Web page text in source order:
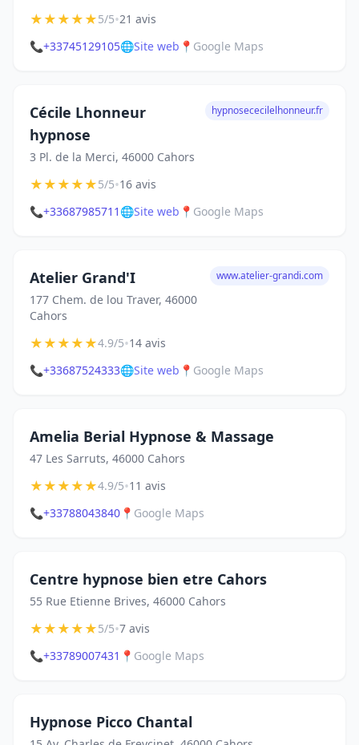
★★★★★5/5•21 avis
📞+33745129105🌐Site web 📍 Google Maps
Cécile Lhonneur
hypnose
3 Pl. de la Merci, 46000 Cahors
hypnosececilelhonneur.fr
★★★★★5/5•16 avis
📞+33687985711 🌐Site web 📍 Google Maps
Atelier Grand'I
177 Chem. de lou Traver, 46000
Cahors
www.atelier-grandi.com
★★★★★4.9/5•14 avis
📞+33687524333🌐Site web 📍 Google Maps
Amelia Berial Hypnose & Massage
47 Les Sarruts, 46000 Cahors
★★★★★4.9/5•11 avis
📞+33788043840 📍 Google Maps
Centre hypnose bien etre Cahors
55 Rue Etienne Brives, 46000 Cahors
★★★★★5/5•7 avis
📞+33789007431 📍 Google Maps
Hypnose Picco Chantal